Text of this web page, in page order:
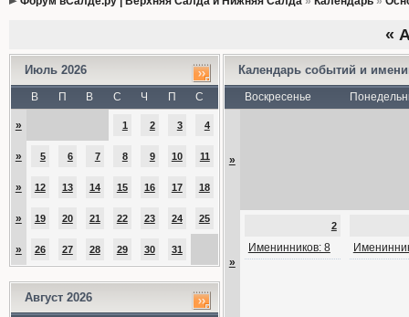
«
Июль 2026
В П В С Ч П С
» 1 2 3 4
» 5 6 7 8 9 10 11
» 12 13 14 15 16 17 18
» 19 20 21 22 23 24 25
» 26 27 28 29 30 31
Август 2026
Календарь событий и
Воскресенье
»
»
2
Именинников: 8